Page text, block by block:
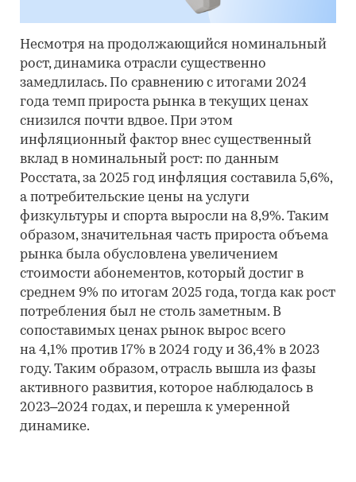
Несмотря на продолжающийся номинальный
рост, динамика отрасли существенно
замедлилась. По сравнению с итогами 2024
года темп прироста рынка в текущих ценах
снизился почти вдвое. При этом
инфляционный фактор внес существенный
вклад в номинальный рост: по данным
Росстата, за 2025 год инфляция составила 5,6%,
а потребительские цены на услуги
физкультуры и спорта выросли на 8,9%. Таким
образом, значительная часть прироста объема
рынка была обусловлена увеличением
стоимости абонементов, который достиг в
среднем 9% по итогам 2025 года, тогда как рост
потребления был не столь заметным. В
сопоставимых ценах рынок вырос всего
на 4,1% против 17% в 2024 году и 36,4% в 2023
году. Таким образом, отрасль вышла из фазы
активного развития, которое наблюдалось в
2023–2024 годах, и перешла к умеренной
динамике.